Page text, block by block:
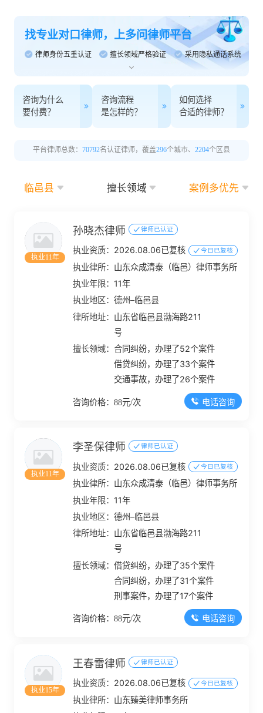
找专业对口律师，上多问律师平台
律师身份五重认证 擅长领域严格验证 采用隐私通话系统
咨询为什么
要付费？
咨询流程
是怎样的？
如何选择
合适的律师？
平台律师总数： 70792名认证律师，覆盖296个城市、 2204个区县
临邑县 擅长领域 案例多优先
执业11年
孙晓杰律师 律师已认证
执业资质： 2026.08.06已复核 今日已复核
执业律所： 山东众成清泰（临邑）律师事务所
执业年限： 11年
执业地区：德州–临邑县
律所地址： 山东省临邑县渤海路211
号
擅长领域：合同纠纷，办理了52个案件
借贷纠纷，办理了33个案件
交通事故，办理了26个案件
咨询价格：88元/次 电话咨询
执业11年
李圣保律师 律师已认证
执业资质： 2026.08.06已复核 今日已复核
执业律所： 山东众成清泰（临邑）律师事务所
执业年限： 11年
执业地区：德州–临邑县
律所地址： 山东省临邑县渤海路211
号
擅长领域：借贷纠纷，办理了35个案件
合同纠纷，办理了31个案件
刑事案件，办理了17个案件
咨询价格：88元/次 电话咨询
执业15年
王春雷律师 律师已认证
执业资质： 2026.08.06已复核 今日已复核
执业律所： 山东臻美律师事务所